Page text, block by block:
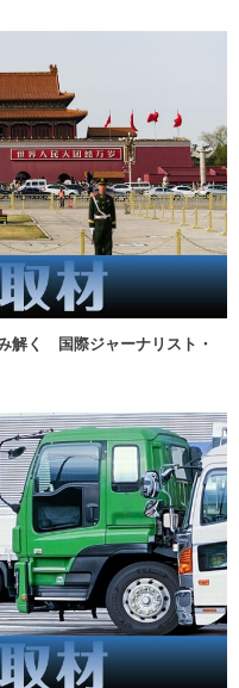
解く 国際ジャーナリスト・